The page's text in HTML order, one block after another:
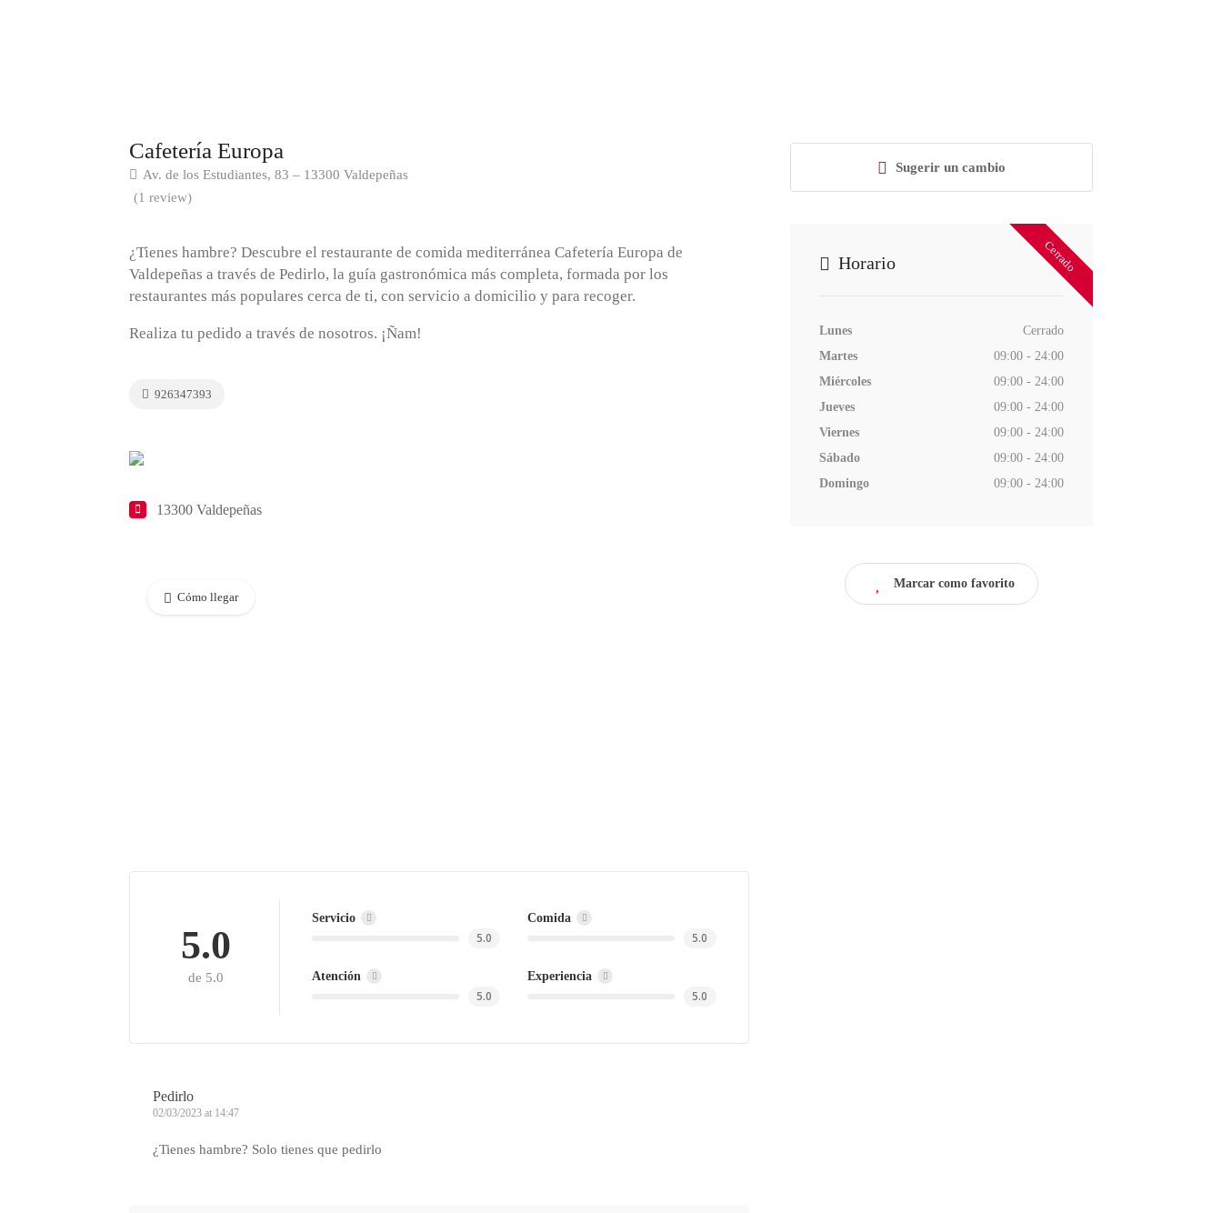
Cafetería Europa
Av. de los Estudiantes, 83 – 13300 Valdepeñas
(1 review)
¿Tienes hambre? Descubre el restaurante de comida mediterránea Cafetería Europa de
Valdepeñas a través de Pedirlo, la guía gastronómica más completa, formada por los
restaurantes más populares cerca de ti, con servicio a domicilio y para recoger.
Realiza tu pedido a través de nosotros. ¡Ñam!
926347393
13300 Valdepeñas
Cómo llegar
5.0
de 5.0
Servicio
5.0
Comida
5.0
Atención
5.0
Experiencia
5.0
Pedirlo
02/03/2023 at 14:47
¿Tienes hambre? Solo tienes que pedirlo
Sugerir un cambio
Cerrado
Horario
Lunes
Cerrado
Martes
09:00 - 24:00
Miércoles
09:00 - 24:00
Jueves
09:00 - 24:00
Viernes
09:00 - 24:00
Sábado
09:00 - 24:00
Domingo
09:00 - 24:00
Marcar como favorito